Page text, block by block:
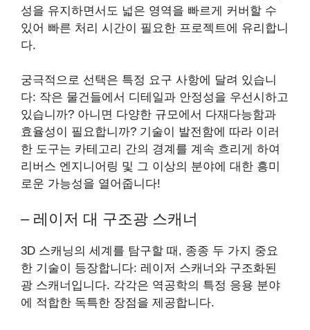
성을 유지하면서도 넓은 영역을 빠르게 커버할 수
있어 빠른 처리 시간이 필요한 프로젝트에 유리합니
다.
궁극적으로 선택은 특정 요구 사항에 달려 있습니
다: 작은 물건들에서 디테일과 안정성을 우선시하고
있습니까? 아니면 다양한 규모에서 다재다능함과
효율성이 필요합니까? 기술이 발전함에 따라 이러
한 도구는 카테고리 간의 경계를 계속 흐리게 하여
리버스 엔지니어링 및 그 이상의 분야에 대한 흥미
로운 가능성을 열어줍니다!
– 레이저 대 구조광 스캐너
3D 스캐닝의 세계를 탐구할 때, 종종 두 가지 중요
한 기술이 등장합니다: 레이저 스캐너와 구조화된
광 스캐너입니다. 각각은 역공학의 특정 응용 분야
에 적합한 독특한 장점을 제공합니다.